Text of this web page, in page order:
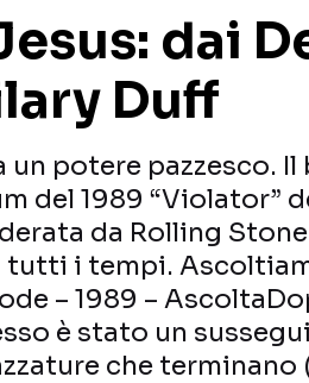
dai
Duff
un potere pazzesco. Il
del 1989 “Violator”
da Rolling
tutti i tempi.
– 1989 –
è stato un
che terminano